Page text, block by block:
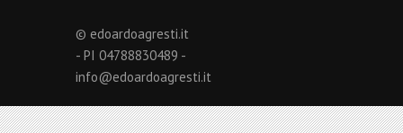
© edoardoagresti.it
- PI 04788830489 -
info@edoardoagresti.it